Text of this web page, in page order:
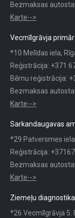
Bezmaksas
Karte-->
Vecmīlgrāvja
*10 Melīdas iela,
Reģistrācija: +371
Bērnu reģistrācija:
Bezmaksas
Karte-->
Sarkandaugavas
*29 Patversmes
Reģistrācija:
Bezmaksas
Karte-->
Ziemeļu
*26 Vecmīlgrāvja 5.